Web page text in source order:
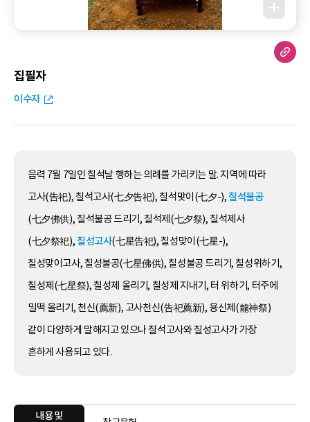
집필자
이수자
음력 7월 7일인 칠석날 행하는 의례를 가리키는 말. 지역에 따라
고사(告祀), 칠석고사(七夕告祀), 칠석맞이(七夕-), 칠석불공
(七夕佛供), 칠석불공 드리기, 칠석제(七夕祭), 칠석제사
(七夕祭祀), 칠성고사(七星告祀), 칠성맞이(七星-),
칠성맞이고사, 칠성불공(七星佛供), 칠성불공 드리기, 칠성위하기,
칠성제(七星祭), 칠성제 올리기, 칠성제 지내기, 터 위하기, 터주에
밀떡 올리기, 천신(薦新), 고사천신(告祀薦新), 용신제(龍神祭)
같이 다양하게 말해지고 있으나 칠석고사와 칠성고사가 가장
흔하게 사용되고 있다.
내용 및